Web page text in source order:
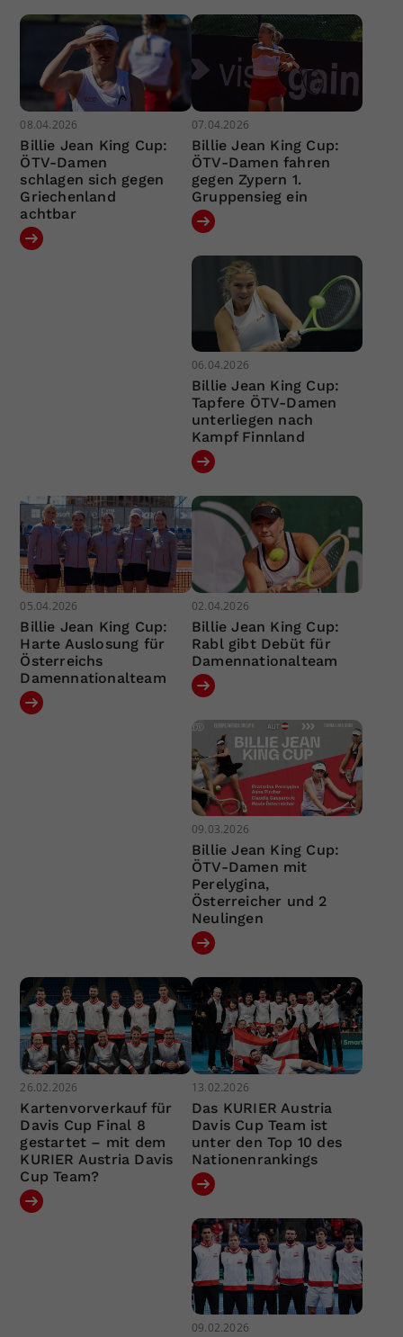
08.04.2026
Billie Jean King Cup:
ÖTV-Damen
schlagen sich gegen
Griechenland
achtbar
07.04.2026
Billie Jean King Cup:
ÖTV-Damen fahren
gegen Zypern 1.
Gruppensieg ein
06.04.2026
Billie Jean King Cup:
Tapfere ÖTV-Damen
unterliegen nach
Kampf Finnland
05.04.2026
Billie Jean King Cup:
Harte Auslosung für
Österreichs
Damennationalteam
02.04.2026
Billie Jean King Cup:
Rabl gibt Debüt für
Damennationalteam
09.03.2026
Billie Jean King Cup:
ÖTV-Damen mit
Perelygina,
Österreicher und 2
Neulingen
26.02.2026
Kartenvorverkauf für
Davis Cup Final 8
gestartet – mit dem
KURIER Austria Davis
Cup Team?
13.02.2026
Das KURIER Austria
Davis Cup Team ist
unter den Top 10 des
Nationenrankings
09.02.2026